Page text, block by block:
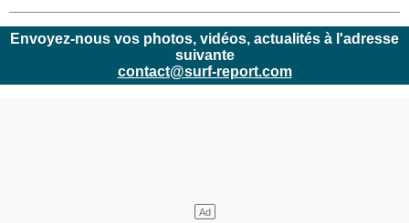
Envoyez-nous vos photos, vidéos, actualités à l'adresse
suivante
contact@surf-report.com